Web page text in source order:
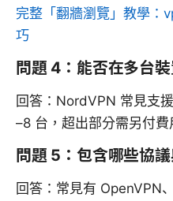
完整「翻牆瀏覽」教學：
巧
問題 4：能否在多台
回答：NordVPN 常見支
–8 台，超出部分需另付費
問題 5：包含哪些協
回答：常見有 OpenVPN、